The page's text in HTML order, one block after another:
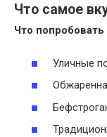
Что самое
Что попробовать
Уличные